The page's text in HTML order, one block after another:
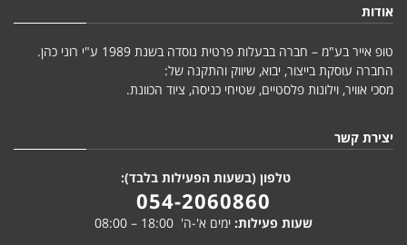
אודות
טופ אייר בע"מ – חברה בבעלות פרטית נוסדה בשנת 1989 ע"י רוני כהן.
החברה עוסקת בייצור, יבוא, שיווק והתקנה של:
מסכי אוויר, וילונות פלסטיים, שטיחי כניסה, ציוד הכוונת.
יצירת קשר
טלפון (בשעות הפעילות בלבד):
054-2060860
שעות פעילות: ימים א'-ה' 18:00 – 08:00